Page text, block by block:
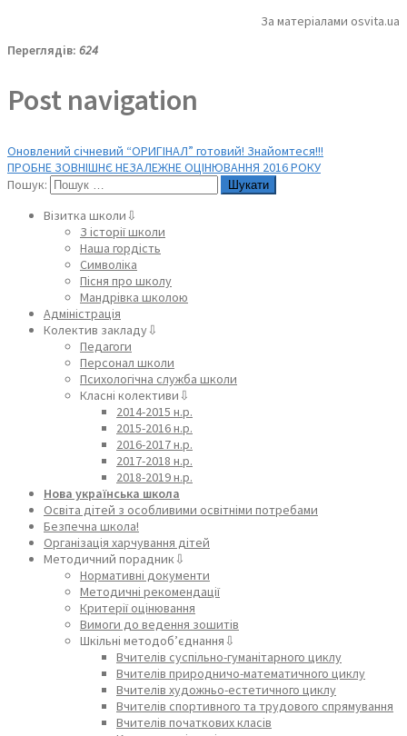
За матеріалами osvita.ua
Переглядів: 624
Post navigation
Оновлений січневий “ОРИГІНАЛ” готовий! Знайомтеся!!!
ПРОБНЕ ЗОВНІШНЄ НЕЗАЛЕЖНЕ ОЦІНЮВАННЯ 2016 РОКУ
Пошук:
Візитка школи⇩
З історії школи
Наша гордість
Символіка
Пісня про школу
Мандрівка школою
Адміністрація
Колектив закладу⇩
Педагоги
Персонал школи
Психологічна служба школи
Класні колективи⇩
2014-2015 н.р.
2015-2016 н.р.
2016-2017 н.р.
2017-2018 н.р.
2018-2019 н.р.
Нова українська школа
Освіта дітей з особливими освітніми потребами
Безпечна школа!
Організація харчування дітей
Методичний порадник⇩
Нормативні документи
Методичні рекомендації
Критерії оцінювання
Вимоги до ведення зошитів
Шкільні методоб’єднання⇩
Вчителів суспільно-гуманітарного циклу
Вчителів природничо-математичного циклу
Вчителів художньо-естетичного циклу
Вчителів спортивного та трудового спрямування
Вчителів початкових класів